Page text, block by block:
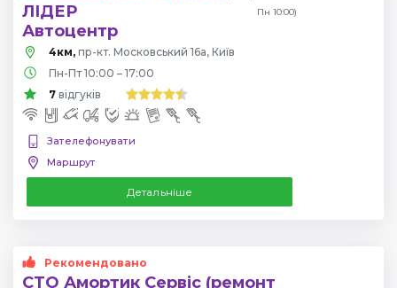
ЛІДЕР
Автоцентр
Пн 10:00)
4км, пр-кт. Московський 16а, Київ
Пн-Пт 10:00 – 17:00
7 відгуків
Зателефонувати
Маршрут
Детальніше
Рекомендовано
СТО Амортик Сервіс (ремонт